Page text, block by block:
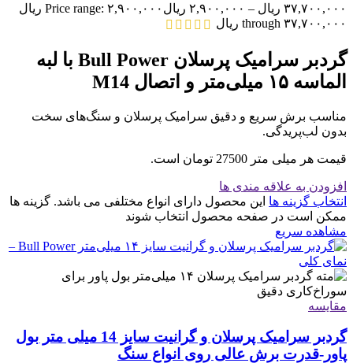
۳۷,۷۰۰,۰۰۰ ریال – ۲,۹۰۰,۰۰۰ ریال
Price range: ۲,۹۰۰,۰۰۰ ریال
through ۳۷,۷۰۰,۰۰۰ ریال
گردبر سرامیک پرسلان Bull Power با لبه
الماسه ۱۵ میلی‌متر و اتصال M14
مناسب برش سریع و دقیق سرامیک پرسلان و سنگ‌های سخت
بدون لب‌پریدگی.
قیمت هر میلی متر 27500 تومان است.
افزودن به علاقه مندی ها
انتخاب گزینه ها این محصول دارای انواع مختلفی می باشد. گزینه ها
ممکن است در صفحه محصول انتخاب شوند
مشاهده سریع
مقایسه
گردبر سرامیک پرسلان و گرانیت سایز 14 میلی متر بول
پاور-قدرت برش عالی روی انواع سنگ